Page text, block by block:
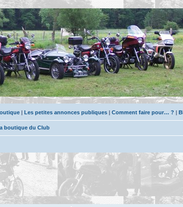
| Les petites annonces publiques | Comment faire pour… ? |
boutique du Club